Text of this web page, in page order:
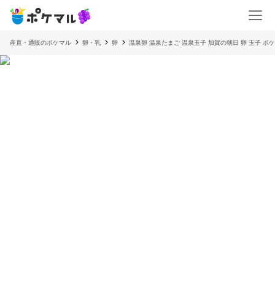
産直・通販のポケマル 卵・乳 卵 温泉卵 温泉たまご 温泉玉子 加賀の朝日 卵 玉子 ポ